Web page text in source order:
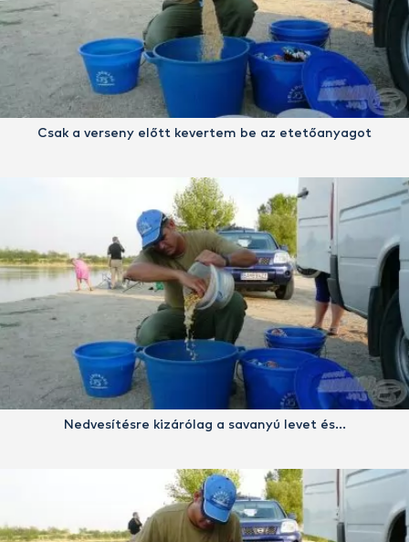
Csak a verseny előtt kevertem be az etetőanyagot
Nedvesítésre kizárólag a savanyú levet és…